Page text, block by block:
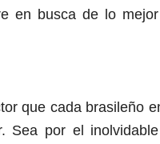
en busca de lo
que cada brasileño
Sea por el